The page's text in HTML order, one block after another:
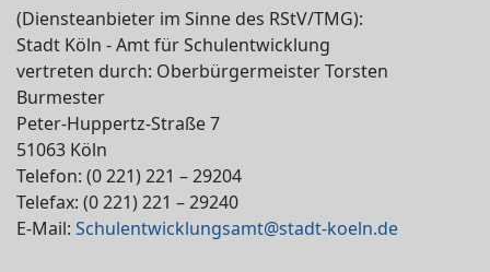
(Diensteanbieter im Sinne des RStV/TMG):
Stadt Köln - Amt für Schulentwicklung
vertreten durch: Oberbürgermeister Torsten
Burmester
Peter-Huppertz-Straße 7
51063 Köln
Telefon: (0 221) 221 – 29204
Telefax: (0 221) 221 – 29240
E-Mail: Schulentwicklungsamt@stadt-koeln.de